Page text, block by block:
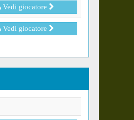
Vedi giocatore
Vedi giocatore